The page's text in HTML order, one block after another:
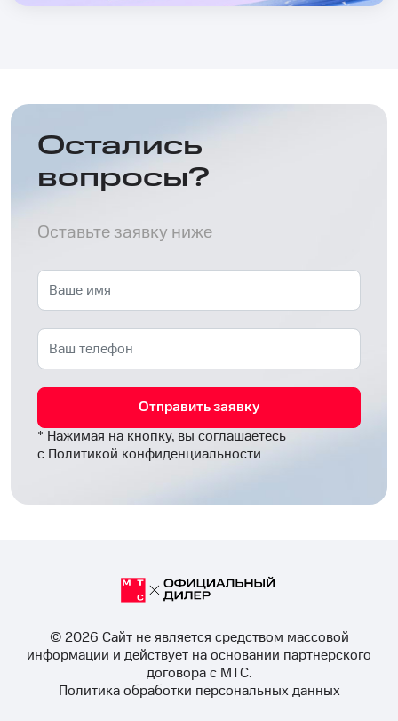
Остались
вопросы?
Оставьте заявку ниже
Отправить заявку
* Нажимая на кнопку, вы соглашаетесь
с Политикой конфиденциальности
© 2026 Cайт не является средством массовой
информации и действует на основании партнерского
договора с МТС.
Политика обработки персональных данных